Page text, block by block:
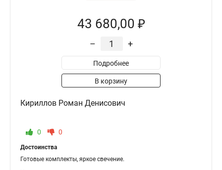
43 680,00 ₽
– +
Подробнее
В корзину
Кириллов Роман Денисович
0 0
Достоинства
Готовые комплекты, яркое свечение.